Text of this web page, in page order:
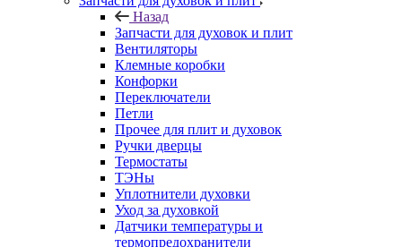
Назад
Запчасти для духовок и плит
Вентиляторы
Клемные коробки
Конфорки
Переключатели
Петли
Прочее для плит и духовок
Ручки дверцы
Термостаты
ТЭНы
Уплотнители духовки
Уход за духовкой
Датчики температуры и
термопредохранители